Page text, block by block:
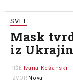
SVET
Mask
iz
PIŠE Ivana Kešanski
IZVOR Nova